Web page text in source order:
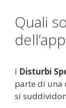
Quali
I Disturbi
parte di una
si